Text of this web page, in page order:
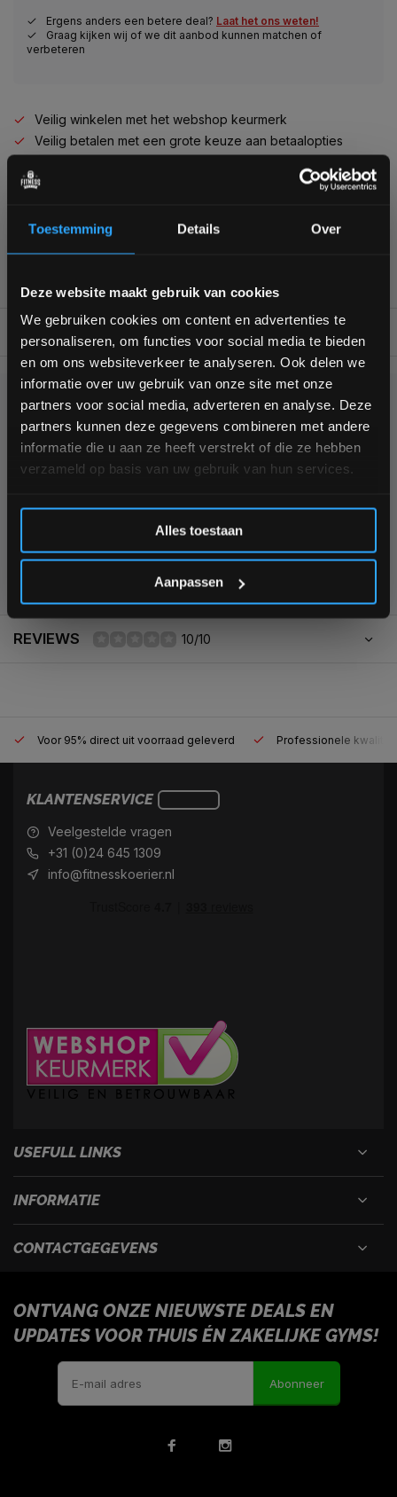
Toestemming Details Over
Deze website maakt gebruik van cookies
We gebruiken cookies om content en advertenties te
personaliseren, om functies voor social media te bieden
en om ons websiteverkeer te analyseren. Ook delen we
informatie over uw gebruik van onze site met onze
partners voor social media, adverteren en analyse. Deze
partners kunnen deze gegevens combineren met andere
informatie die u aan ze heeft verstrekt of die ze hebben
verzameld op basis van uw gebruik van hun services.
Alles toestaan
Aanpassen
Ergens anders een betere deal? Laat het ons weten!
Graag kijken wij of we dit aanbod kunnen matchen of
verbeteren
Veilig winkelen met het webshop keurmerk
Veilig betalen met een grote keuze aan betaalopties
Voor 95% direct uit voorraad geleverd
Van homegym tot professionele gym
BESCHRIJVING
KUNNEN WE HELPEN?
+31 (0)24 645 1309
REVIEWS 10/10
Voor 95% direct uit voorraad geleverd Professionele
KLANTENSERVICE
Veelgestelde vragen
+31 (0)24 645 1309
info@fitnesskoerier.nl
USEFULL LINKS
INFORMATIE
CONTACTGEGEVENS
ONTVANG ONZE NIEUWSTE DEALS EN
UPDATES VOOR THUIS ÉN ZAKELIJKE GYMS!
Abonneer
Bam! 5% korting op je volgende
bestelling
Schrijf je in voor onze nieuwsbrief om op de hoogte te
blijven over onze nieuwe producten, deals en meer
interessante info. Ontvang 5% korting op je eerstvolgende
aankoop! 😀
Inschrijven
*Verzendkosten vallen buiten de korting